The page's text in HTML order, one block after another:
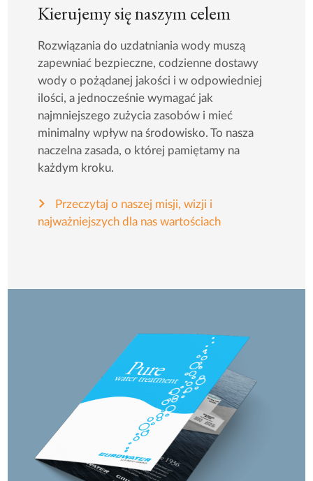
Kierujemy się naszym celem
Rozwiązania do uzdatniania wody muszą
zapewniać bezpieczne, codzienne dostawy
wody o pożądanej jakości i w odpowiedniej
ilości, a jednocześnie wymagać jak
najmniejszego zużycia zasobów i mieć
minimalny wpływ na środowisko. To nasza
naczelna zasada, o której pamiętamy na
każdym kroku.
Przeczytaj o naszej misji, wizji i
najważniejszych dla nas wartościach